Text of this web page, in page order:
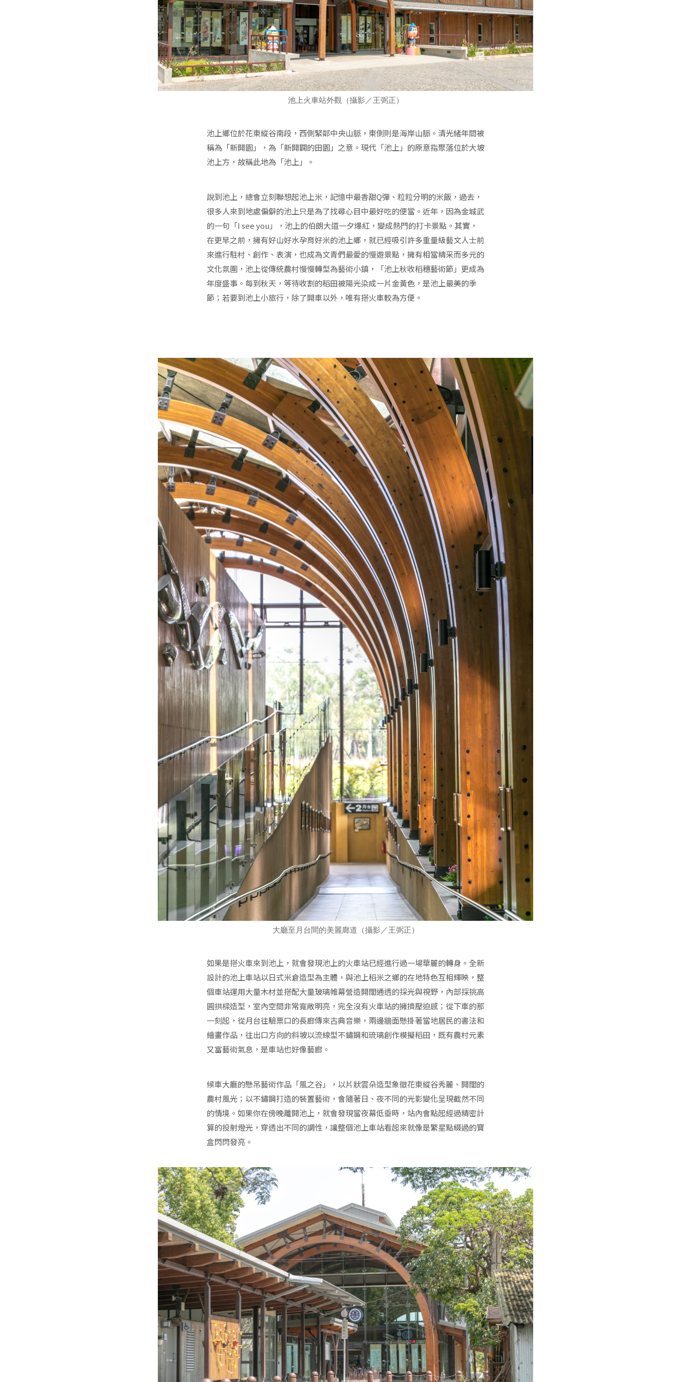
池上火車站外觀（攝影／王弼正）
池上鄉位於花東縱谷南段，西側緊鄰中央山脈，東側則是海岸山脈。清光緒年間被
稱為「新開園」，為「新開闢的田園」之意。現代「池上」的原意指聚落位於大坡
池上方，故稱此地為「池上」。
說到池上，總會立刻聯想起池上米，記憶中最香甜Q彈、粒粒分明的米飯，過去，
很多人來到地處偏僻的池上只是為了找尋心目中最好吃的便當。近年，因為金城武
的一句「I see you」，池上的伯朗大道一夕爆紅，變成熱門的打卡景點。其實，
在更早之前，擁有好山好水孕育好米的池上鄉，就已經吸引許多重量級藝文人士前
來進行駐村、創作、表演，也成為文青們最愛的慢遊景點，擁有相當精采而多元的
文化氛圍，池上從傳統農村慢慢轉型為藝術小鎮，「池上秋收稻穗藝術節」更成為
年度盛事。每到秋天，等待收割的稻田被陽光染成一片金黃色，是池上最美的季
節；若要到池上小旅行，除了開車以外，唯有搭火車較為方便。
大廳至月台間的美麗廊道（攝影／王弼正）
如果是搭火車來到池上，就會發現池上的火車站已經進行過一場華麗的轉身。全新
設計的池上車站以日式米倉造型為主體，與池上稻米之鄉的在地特色互相輝映，整
個車站運用大量木材並搭配大量玻璃帷幕營造開闊通透的採光與視野，內部採挑高
圓拱樑造型，室內空間非常寬敞明亮，完全沒有火車站的擁擠壓迫感；從下車的那
一刻起，從月台往驗票口的長廊傳來古典音樂，兩邊牆面懸掛著當地居民的書法和
繪畫作品，往出口方向的斜坡以流線型不鏽鋼和琉璃創作模擬稻田，既有農村元素
又富藝術氣息，是車站也好像藝廊。
候車大廳的懸吊藝術作品「風之谷」，以片狀雲朵造型象徵花東縱谷秀麗、開闊的
農村風光；以不鏽鋼打造的裝置藝術，會隨著日、夜不同的光影變化呈現截然不同
的情境。如果你在傍晚離開池上，就會發現當夜幕低垂時，站內會點起經過精密計
算的投射燈光，穿透出不同的調性，讓整個池上車站看起來就像是繁星點綴過的寶
盒閃閃發亮。